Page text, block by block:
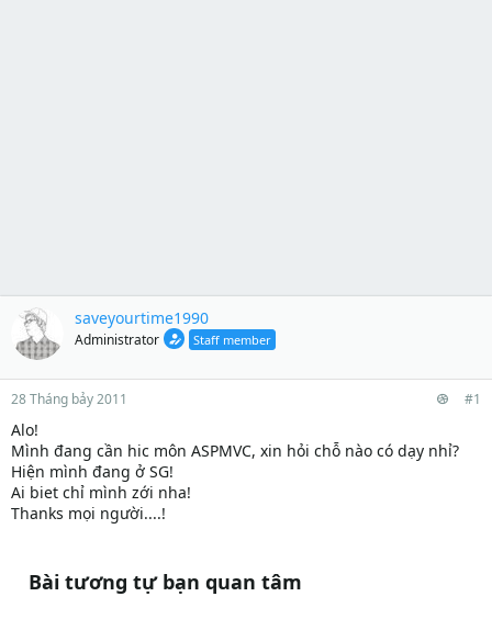
saveyourtime1990
Administrator Staff member
28 Tháng bảy 2011 #1
Alo!
Mình đang cần hic môn ASPMVC, xin hỏi chỗ nào có dạy nhỉ?
Hiện mình đang ở SG!
Ai biet chỉ mình zới nha!
Thanks mọi người....!
Bài tương tự bạn quan tâm